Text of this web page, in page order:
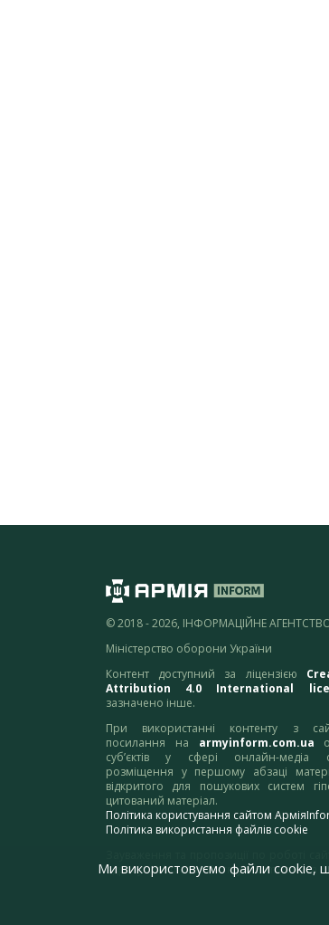
© 2018 - 2026, ІНФОРМАЦІЙНЕ
Міністерство оборони України
Контент доступний за ліцензією
Attribution 4.0 International
зазначено інше.
При використанні контенту з
посилання на armyinform.com.ua
суб’єктів у сфері онлайн-медіа
розміщення у першому абзаці
відкритого для пошукових систем
цитований матеріал.
Політика користування сайтом
Політика використання файлів cookie
адресу:webmaster@armyinform.com.ua
Ми використовуємо файли cookie,